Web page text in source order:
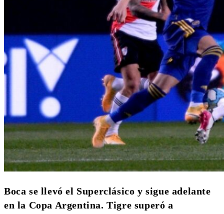
Boca se llevó el Superclásico y sigue adelante
en la Copa Argentina. Tigre superó a